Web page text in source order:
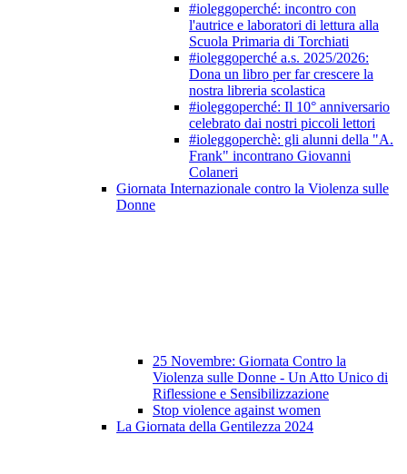
#ioleggoperché: incontro con
l'autrice e laboratori di lettura alla
Scuola Primaria di Torchiati
#ioleggoperché a.s. 2025/2026:
Dona un libro per far crescere la
nostra libreria scolastica
#ioleggoperché: Il 10° anniversario
celebrato dai nostri piccoli lettori
#ioleggoperchè: gli alunni della "A.
Frank" incontrano Giovanni
Colaneri
Giornata Internazionale contro la Violenza sulle
Donne
25 Novembre: Giornata Contro la
Violenza sulle Donne - Un Atto Unico di
Riflessione e Sensibilizzazione
Stop violence against women
La Giornata della Gentilezza 2024